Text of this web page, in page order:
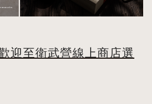
迎至衛武營線上商店選